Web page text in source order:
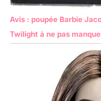
Avis : poupée Barbie
Twilight à ne pas